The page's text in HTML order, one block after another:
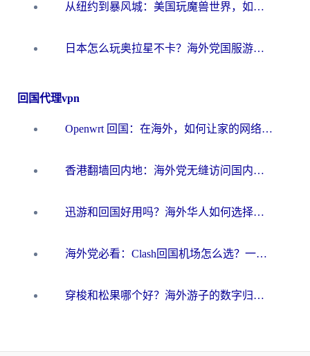
从纽约到暴风城：美国玩魔兽世界，如何找到你的最佳网络航线
日本怎么玩奥拉星不卡？海外党国服游戏加速器选择全攻略
回国代理vpn
Openwrt 回国：在海外，如何让家的网络触手可及
香港翻墙回内地：海外党无缝访问国内资源的加速器选择全攻略
迅游和回国好用吗？海外华人如何选择靠谱的回国加速器
海外党必看：Clash回国机场怎么选？一篇搞定无缝访问国内资源的全攻略
穿梭和松果哪个好？海外游子的数字归乡路，到底该怎么选